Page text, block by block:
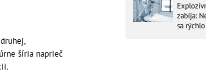
šíria naprieč
zabíja:
sa